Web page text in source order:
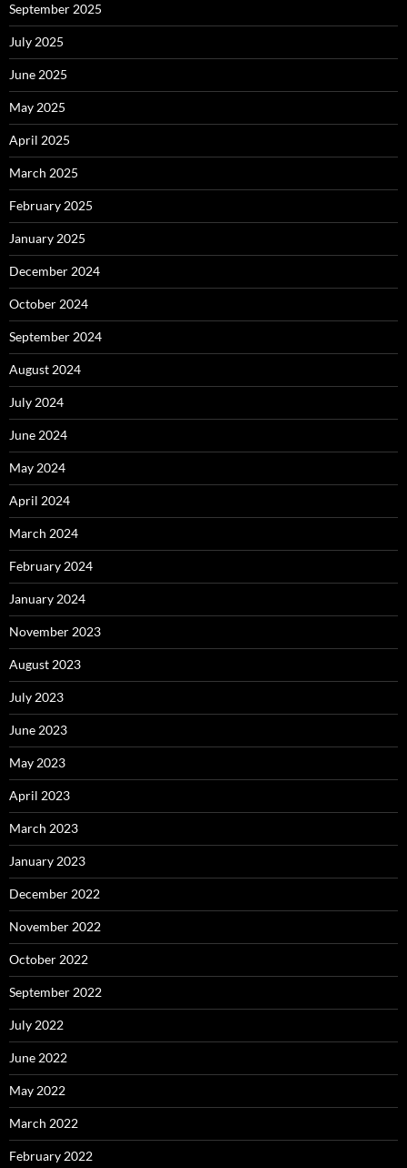
September 2025
July 2025
June 2025
May 2025
April 2025
March 2025
February 2025
January 2025
December 2024
October 2024
September 2024
August 2024
July 2024
June 2024
May 2024
April 2024
March 2024
February 2024
January 2024
November 2023
August 2023
July 2023
June 2023
May 2023
April 2023
March 2023
January 2023
December 2022
November 2022
October 2022
September 2022
July 2022
June 2022
May 2022
March 2022
February 2022